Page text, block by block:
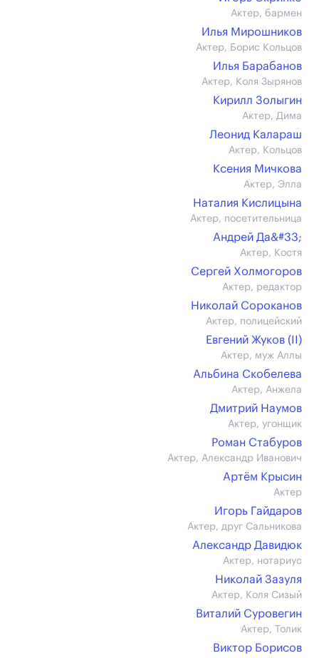
Актер, бармен
Илья Мирошников
Актер, Борис Кольцов
Илья Барабанов
Актер, Коля Зырянов
Кирилл Золыгин
Актер, Дима
Леонид Калараш
Актер, Кольцов
Ксения Мичкова
Актер, Элла
Наталия Кислицына
Актер, посетительница
Андрей Да&#33;
Актер, Костя
Сергей Холмогоров
Актер, редактор
Николай Сороканов
Актер, полицейский
Евгений Жуков (II)
Актер, муж Аллы
Альбина Скобелева
Актер, Анжела
Дмитрий Наумов
Актер, угонщик
Роман Стабуров
Актер, Александр Иванович
Артём Крысин
Актер
Игорь Гайдаров
Актер, друг Сальникова
Александр Давидюк
Актер, нотариус
Николай Зазуля
Актер, Коля Сизый
Виталий Суровегин
Актер, Толик
Виктор Борисов